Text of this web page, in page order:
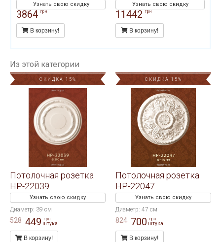
Узнать свою скидку
3864 грн
В корзину!
Узнать свою скидку
11442 грн
В корзину!
Из этой категории
СКИДКА 15%
Потолочная розетка
HP-22039
Узнать свою скидку
Диаметр: 39 см
528 449 грн
штука
В корзину!
СКИДКА 15%
Потолочная розетка
HP-22047
Узнать свою скидку
Диаметр: 47 см
824 700 грн
штука
В корзину!